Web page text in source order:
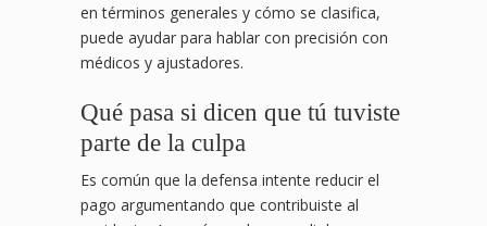
en términos generales y cómo se clasifica,
puede ayudar para hablar con precisión con
médicos y ajustadores.
Qué pasa si dicen que tú tuviste
parte de la culpa
Es común que la defensa intente reducir el
pago argumentando que contribuiste al